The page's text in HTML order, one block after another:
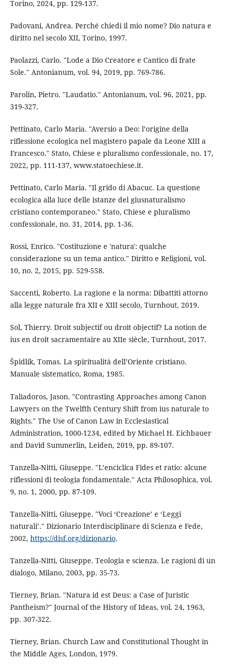
Torino, 2024, pp. 129-137.
Padovani, Andrea. Perché chiedi il mio nome? Dio natura e
diritto nel secolo XII, Torino, 1997.
Paolazzi, Carlo. "Lode a Dio Creatore e Cantico di frate
Sole." Antonianum, vol. 94, 2019, pp. 769-786.
Parolin, Pietro. "Laudatio." Antonianum, vol. 96, 2021, pp.
319-327.
Pettinato, Carlo Maria. "Aversio a Deo: l’origine della
riflessione ecologica nel magistero papale da Leone XIII a
Francesco." Stato, Chiese e pluralismo confessionale, no. 17,
2022, pp. 111-137, www.statoechiese.it.
Pettinato, Carlo Maria. "Il grido di Abacuc. La questione
ecologica alla luce delle istanze del giusnaturalismo
cristiano contemporaneo." Stato, Chiese e pluralismo
confessionale, no. 31, 2014, pp. 1-36.
Rossi, Enrico. "Costituzione e 'natura': qualche
considerazione su un tema antico." Diritto e Religioni, vol.
10, no. 2, 2015, pp. 529-558.
Saccenti, Roberto. La ragione e la norma: Dibattiti attorno
alla legge naturale fra XII e XIII secolo, Turnhout, 2019.
Sol, Thierry. Droit subjectif ou droit objectif? La notion de
ius en droit sacramentaire au XIIe siècle, Turnhout, 2017.
Špidlík, Tomas. La spiritualità dell’Oriente cristiano.
Manuale sistematico, Roma, 1985.
Taliadoros, Jason. "Contrasting Approaches among Canon
Lawyers on the Twelfth Century Shift from ius naturale to
Rights." The Use of Canon Law in Ecclesiastical
Administration, 1000-1234, edited by Michael H. Eichbauer
and David Summerlin, Leiden, 2019, pp. 89-107.
Tanzella-Nitti, Giuseppe. "L’enciclica Fides et ratio: alcune
riflessioni di teologia fondamentale." Acta Philosophica, vol.
9, no. 1, 2000, pp. 87-109.
Tanzella-Nitti, Giuseppe. "Voci ‘Creazione’ e ‘Leggi
naturali’." Dizionario Interdisciplinare di Scienza e Fede,
2002, https://disf.org/dizionario.
Tanzella-Nitti, Giuseppe. Teologia e scienza. Le ragioni di un
dialogo, Milano, 2003, pp. 35-73.
Tierney, Brian. "Natura id est Deus: a Case of Juristic
Pantheism?" Journal of the History of Ideas, vol. 24, 1963,
pp. 307-322.
Tierney, Brian. Church Law and Constitutional Thought in
the Middle Ages, London, 1979.